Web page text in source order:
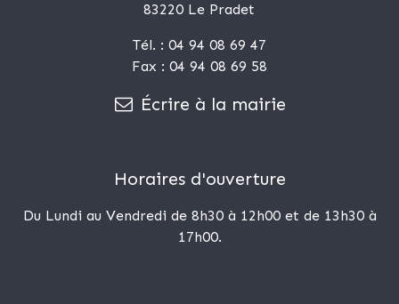
83220 Le Pradet
Tél. : 04 94 08 69 47
Fax : 04 94 08 69 58
Écrire à la mairie
Horaires d'ouverture
Du Lundi au Vendredi de 8h30 à 12h00 et de 13h30 à
17h00.